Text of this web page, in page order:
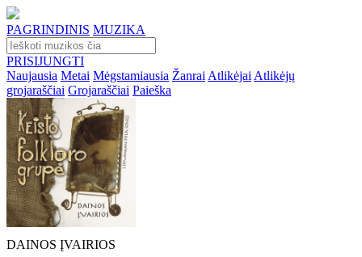
PAGRINDINIS MUZIKA
PRISIJUNGTI
Naujausia Metai Mėgstamiausia Žanrai Atlikėjai Atlikėjų
grojaraščiai Grojaraščiai Paieška
DAINOS ĮVAIRIOS